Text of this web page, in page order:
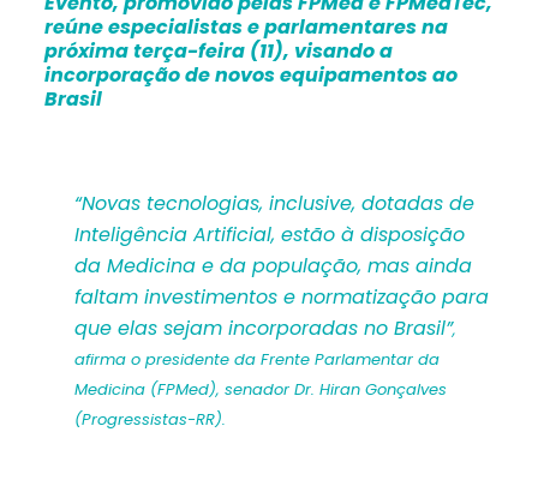
reúne especialistas e parlamentares na
próxima terça-feira (11), visando a
incorporação de novos equipamentos ao
Brasil
“Novas tecnologias, inclusive, dotadas de
Inteligência Artificial, estão à disposição
da Medicina e da população, mas ainda
faltam investimentos e normatização para
que elas sejam incorporadas no Brasil”,
afirma o presidente da Frente Parlamentar da
Medicina (FPMed), senador Dr. Hiran Gonçalves
(Progressistas-RR).